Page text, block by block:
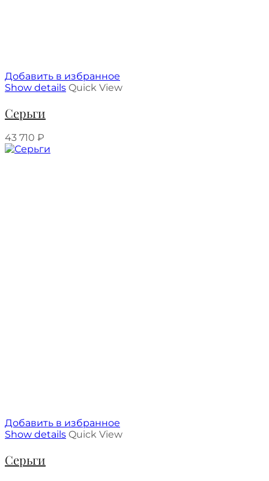
Добавить в избранное
Show details Quick View
Серьги
43 710 ₽
Добавить в избранное
Show details Quick View
Серьги